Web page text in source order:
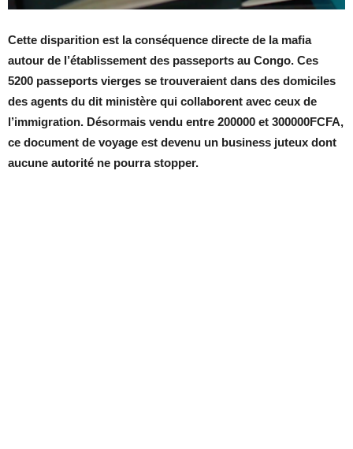
Cette disparition est la conséquence directe de la mafia
autour de l’établissement des passeports au Congo. Ces
5200 passeports vierges se trouveraient dans des domiciles
des agents du dit ministère qui collaborent avec ceux de
l’immigration. Désormais vendu entre 200000 et 300000FCFA,
ce document de voyage est devenu un business juteux dont
aucune autorité ne pourra stopper.